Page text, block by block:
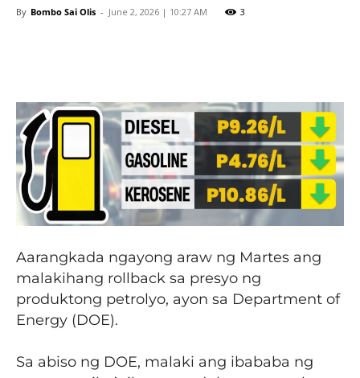
By Bombo Sai Olis - June 2, 2026 | 10:27 AM 3
Aarangkada ngayong araw ng Martes ang
malakihang rollback sa presyo ng
produktong petrolyo, ayon sa Department of
Energy (DOE).
Sa abiso ng DOE, malaki ang ibababa ng